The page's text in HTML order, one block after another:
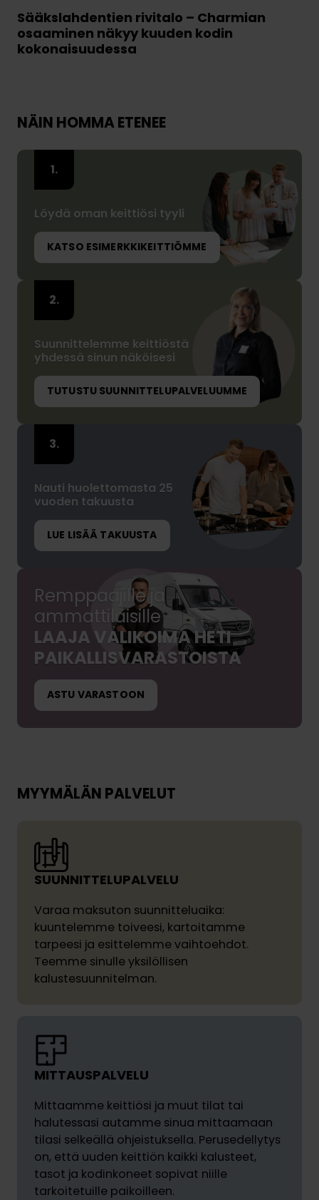
Sääkslahdentien rivitalo – Charmian
osaaminen näkyy kuuden kodin
kokonaisuudessa
NÄIN HOMMA ETENEE
Löydä oman keittiösi tyyli
KATSO ESIMERKKIKEITTIÖMME
Suunnittelemme keittiöstä
yhdessä sinun näköisesi
TUTUSTU SUUNNITTELUPALVELUUMME
Nauti huolettomasta 25
vuoden takuusta
LUE LISÄÄ TAKUUSTA
Remppaajille ja
ammattilaisille
LAAJA VALIKOIMA HETI
PAIKALLISVARASTOISTA
ASTU VARASTOON
MYYMÄLÄN PALVELUT
SUUNNITTELUPALVELU
Varaa maksuton suunnitteluaika:
kuuntelemme toiveesi, kartoitamme
tarpeesi ja esittelemme vaihtoehdot.
Teemme sinulle yksilöllisen
kalustesuunnitelman.
MITTAUSPALVELU
Mittaamme keittiösi ja muut tilat tai
halutessasi autamme sinua mittaamaan
tilasi selkeällä ohjeistuksella. Perusedellytys
on, että uuden keittiön kaikki kalusteet,
tasot ja kodinkoneet sopivat niille
tarkoitetuille paikoilleen.